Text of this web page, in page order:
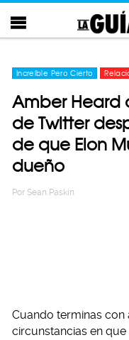
Increíble Pero Cierto
Amber Heard
de Twitter
de que Elon
dueño
Por Sean Paskin
Cuando terminas con
circunstancias en